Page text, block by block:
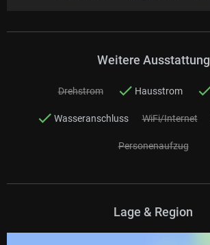
Weitere Ausstattung
Drehstrom Hausstrom
Wasseranschluss WiFi/Internet
Personenaufzug
Lage & Region